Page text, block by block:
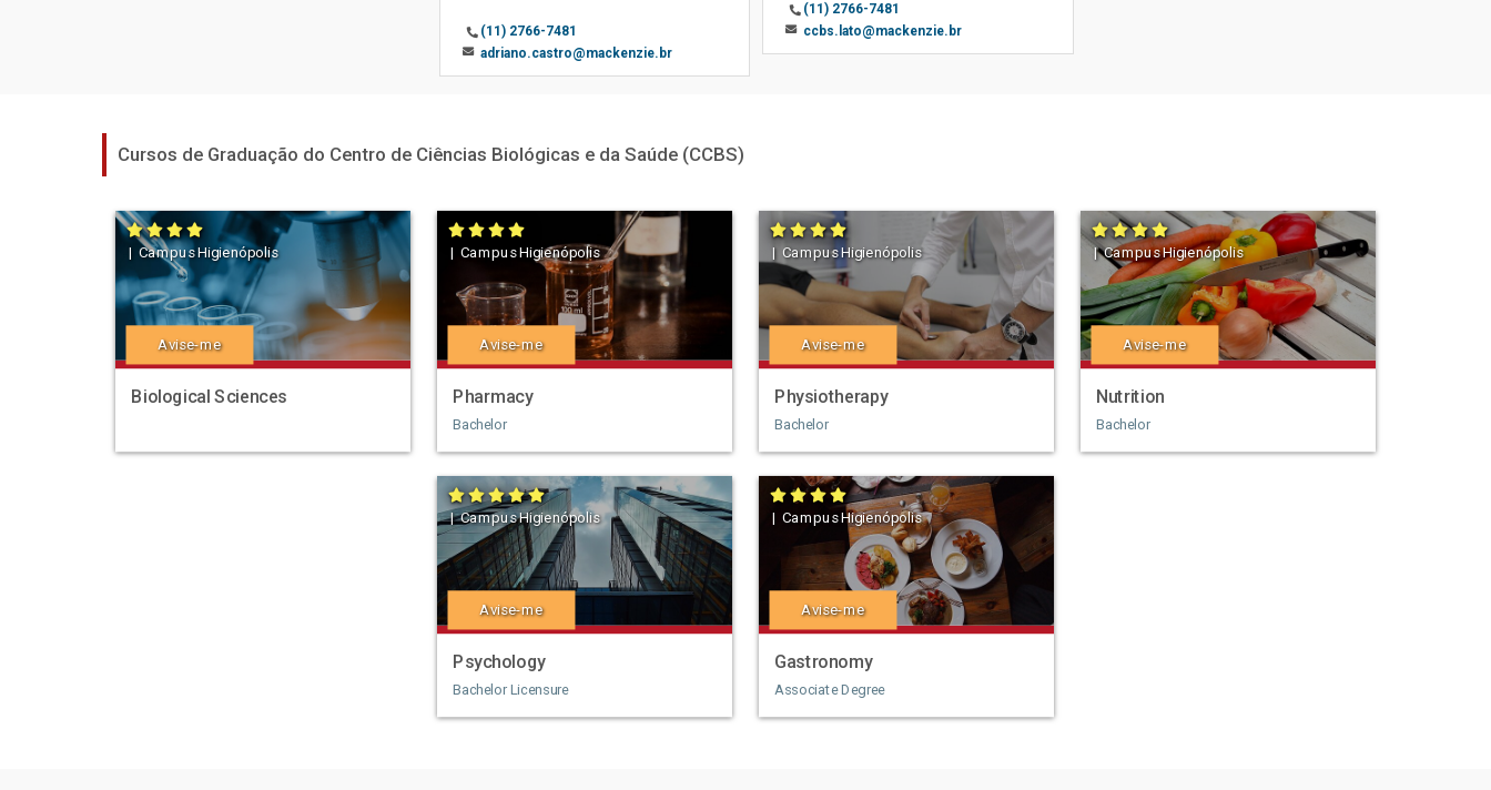
(11) 2766-7481
adriano.castro@mackenzie.br
(11) 2766-7481
ccbs.lato@mackenzie.br
Cursos de Graduação do Centro de Ciências Biológicas e da Saúde (CCBS)
| Campus Higienópolis
Avise-me
Biological Sciences
| Campus Higienópolis
Avise-me
Pharmacy
Bachelor
| Campus Higienópolis
Avise-me
Physiotherapy
Bachelor
| Campus Higienópolis
Avise-me
Nutrition
Bachelor
| Campus Higienópolis
Avise-me
Psychology
Bachelor Licensure
| Campus Higienópolis
Avise-me
Gastronomy
Associate Degree